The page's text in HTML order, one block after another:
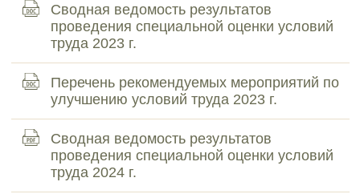
Сводная ведомость результатов
проведения специальной оценки условий
труда 2023 г.
Перечень рекомендуемых мероприятий по
улучшению условий труда 2023 г.
Сводная ведомость результатов
проведения специальной оценки условий
труда 2024 г.